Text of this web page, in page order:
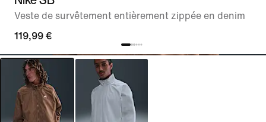
Veste de survêtement entièrement zippée en denim
119,99 €